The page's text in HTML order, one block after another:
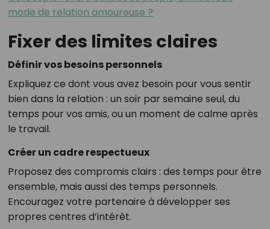
mode de relation amoureuse ?
Fixer des limites claires
Définir vos besoins personnels
Expliquez ce dont vous avez besoin pour vous sentir
bien dans la relation : un soir par semaine seul, du
temps pour vos amis, ou un moment de calme après
le travail.
Créer un cadre respectueux
Proposez des compromis clairs : des temps pour être
ensemble, mais aussi des temps personnels.
Encouragez votre partenaire à développer ses
propres centres d’intérêt.